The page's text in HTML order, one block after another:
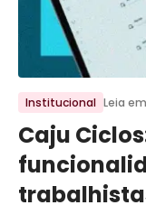
Institucional Leia
Caju